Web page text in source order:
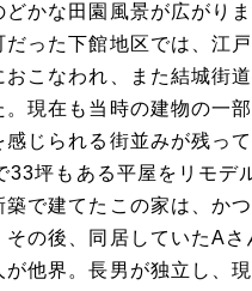
どかな田園風景が広がり
だった下館地区では、江
こなわれ、また結城街
。現在も当時の建物の一
じられる街並みが残って
33坪もある平屋をリモデ
築で建てたこの家は、か
その後、同居していたAさ
が他界。長男が独立し、